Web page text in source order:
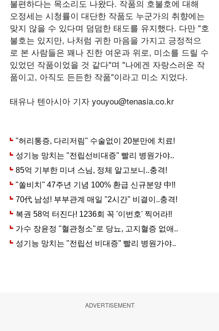
불편하다는 목소리도 나왔다. 작품의 호불호에 대해
오정세는 시청률이 대단한 작품도 누군가의 취향에는
맞지 않을 수 있다며 덤덤한 태도를 유지했다. 다만 "호
불호는 있지만, 나처럼 귀한 마음을 가지고 긍정적으
로 본 사람들은 꽤나 진한 여운과 위로, 미소를 드릴 수
있었던 작품이었을 것 같다"며 "나에겐 자랑스러운 작
품이고, 아직도 든든한 작품"이라고 미소 지었다.
태유나 텐아시아 기자 youyou@tenasia.co.kr
ADVERTISEMENT